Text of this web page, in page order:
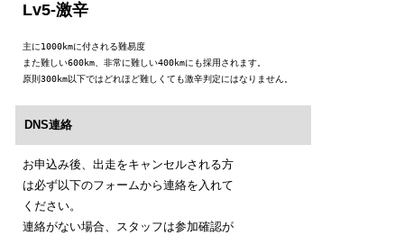
Lv5-激辛
主に1000kmに付される難易度
また難しい600km、非常に難しい400kmにも採用されます。
原則300km以下ではどれほど難しくても激辛判定にはなりません。
DNS連絡
お申込み後、出走をキャンセルされる方
は必ず以下のフォームから連絡を入れて
ください。
連絡がない場合、スタッフは参加確認が